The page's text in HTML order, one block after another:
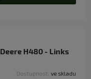
H480 - Links
Dostupnost: ve skladu